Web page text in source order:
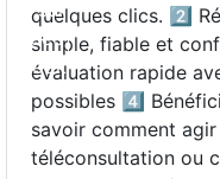
quelques clics. 2️⃣
simple, fiable et
évaluation rapide
possibles 4️⃣
savoir comment
téléconsultation ou